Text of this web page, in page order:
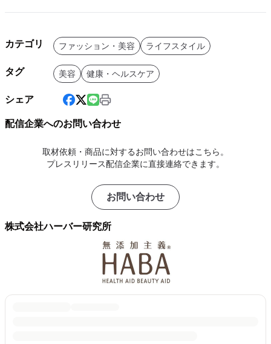
カテゴリ ファッション・美容 ライフスタイル
タグ 美容 健康・ヘルスケア
シェア
配信企業へのお問い合わせ
取材依頼・商品に対するお問い合わせはこちら。
プレスリリース配信企業に直接連絡できます。
お問い合わせ
株式会社ハーバー研究所